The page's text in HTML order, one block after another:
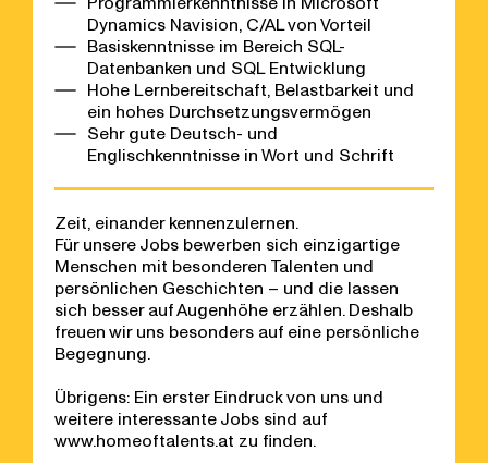
Dynamics Navision, C/AL von Vorteil
Basiskenntnisse im Bereich SQL-
Datenbanken und SQL Entwicklung
Hohe Lernbereitschaft, Belastbarkeit und
ein hohes Durchsetzungsvermögen
Sehr gute Deutsch- und
Englischkenntnisse in Wort und Schrift
Zeit, einander kennenzulernen.
Für unsere Jobs bewerben sich einzigartige
Menschen mit besonderen Talenten und
persönlichen Geschichten – und die lassen
sich besser auf Augenhöhe erzählen. Deshalb
freuen wir uns besonders auf eine persönliche
Begegnung.
Übrigens: Ein erster Eindruck von uns und
weitere interessante Jobs sind auf
www.homeoftalents.at zu finden.